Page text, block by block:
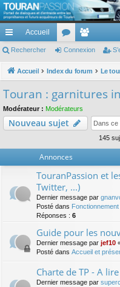
TouranPassion
Le forum des propriétaires ou futurs
cc
ès
pi
de
Accueil
or
u
e
m
Rechercher Connexion
Accueil Index du forum
Touran : garnitures
Modérateur : Modérateurs
Nouveau sujet
145
Annonces
TouranPassion et
Twitter, ...)
Dernier message par
Posté dans
Réponses : 6
Guide pour les
Dernier message par jef10
Posté dans Accueil et
Charte de TP - A lire
Dernier message par